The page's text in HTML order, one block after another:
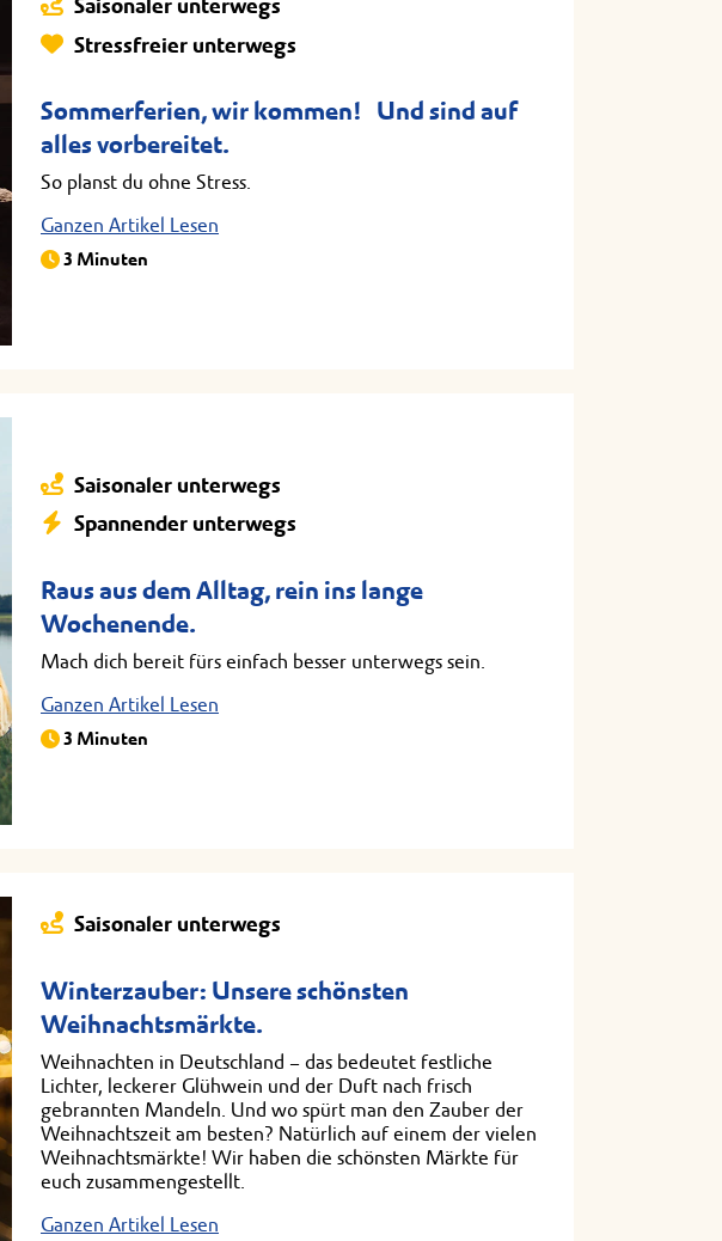
Saisonaler unterwegs
Stressfreier unterwegs
Sommerferien, wir kommen! Und sind auf
alles vorbereitet.
So planst du ohne Stress.
Ganzen Artikel Lesen
3 Minuten
Saisonaler unterwegs
Spannender unterwegs
Raus aus dem Alltag, rein ins lange
Wochenende.
Mach dich bereit fürs einfach besser unterwegs sein.
Ganzen Artikel Lesen
3 Minuten
Saisonaler unterwegs
Winterzauber: Unsere schönsten
Weihnachtsmärkte.
Weihnachten in Deutschland – das bedeutet festliche
Lichter, leckerer Glühwein und der Duft nach frisch
gebrannten Mandeln. Und wo spürt man den Zauber der
Weihnachtszeit am besten? Natürlich auf einem der vielen
Weihnachtsmärkte! Wir haben die schönsten Märkte für
euch zusammengestellt.
Ganzen Artikel Lesen